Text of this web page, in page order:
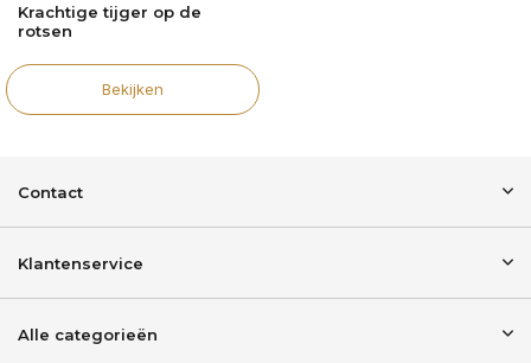
Krachtige tijger op de
rotsen
Bekijken
Contact
Klantenservice
Alle categorieën